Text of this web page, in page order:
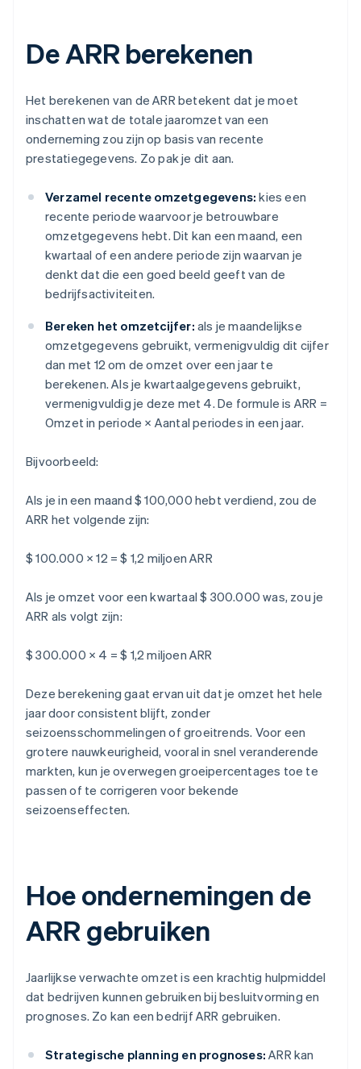
De ARR berekenen
Het berekenen van de ARR betekent dat je moet
inschatten wat de totale jaaromzet van een
onderneming zou zijn op basis van recente
prestatiegegevens. Zo pak je dit aan.
Verzamel recente omzetgegevens: kies een
recente periode waarvoor je betrouwbare
omzetgegevens hebt. Dit kan een maand, een
kwartaal of een andere periode zijn waarvan je
denkt dat die een goed beeld geeft van de
bedrijfsactiviteiten.
Bereken het omzetcijfer: als je maandelijkse
omzetgegevens gebruikt, vermenigvuldig dit cijfer
dan met 12 om de omzet over een jaar te
berekenen. Als je kwartaalgegevens gebruikt,
vermenigvuldig je deze met 4. De formule is ARR =
Omzet in periode × Aantal periodes in een jaar.
Bijvoorbeeld:
Als je in een maand $ 100,000 hebt verdiend, zou de
ARR het volgende zijn:
$ 100.000 × 12 = $ 1,2 miljoen ARR
Als je omzet voor een kwartaal $ 300.000 was, zou je
ARR als volgt zijn:
$ 300.000 × 4 = $ 1,2 miljoen ARR
Deze berekening gaat ervan uit dat je omzet het hele
jaar door consistent blijft, zonder
seizoensschommelingen of groeitrends. Voor een
grotere nauwkeurigheid, vooral in snel veranderende
markten, kun je overwegen groeipercentages toe te
passen of te corrigeren voor bekende
seizoenseffecten.
Hoe ondernemingen de
ARR gebruiken
Jaarlijkse verwachte omzet is een krachtig hulpmiddel
dat bedrijven kunnen gebruiken bij besluitvorming en
prognoses. Zo kan een bedrijf ARR gebruiken.
Strategische planning en prognoses: ARR kan